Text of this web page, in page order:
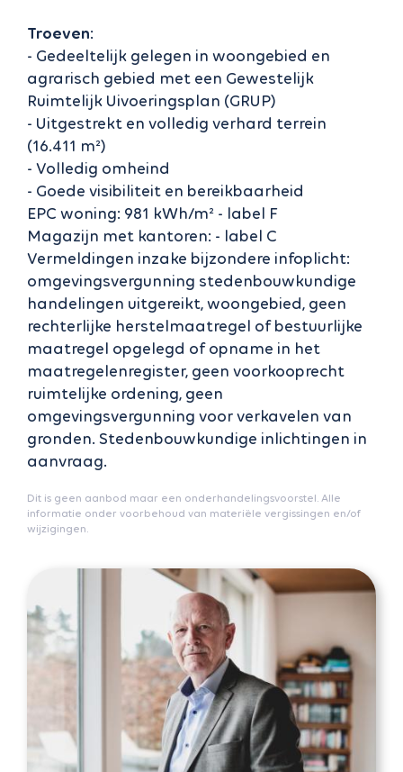
Troeven:
- Gedeeltelijk gelegen in woongebied en
agrarisch gebied met een Gewestelijk
Ruimtelijk Uivoeringsplan (GRUP)
- Uitgestrekt en volledig verhard terrein
(16.411 m²)
- Volledig omheind
- Goede visibiliteit en bereikbaarheid
EPC woning: 981 kWh/m² - label F
Magazijn met kantoren: - label C
Vermeldingen inzake bijzondere infoplicht:
omgevingsvergunning stedenbouwkundige
handelingen uitgereikt, woongebied, geen
rechterlijke herstelmaatregel of bestuurlijke
maatregel opgelegd of opname in het
maatregelenregister, geen voorkooprecht
ruimtelijke ordening, geen
omgevingsvergunning voor verkavelen van
gronden. Stedenbouwkundige inlichtingen in
aanvraag.
Dit is geen aanbod maar een onderhandelingsvoorstel. Alle
informatie onder voorbehoud van materiële vergissingen en/of
wijzigingen.